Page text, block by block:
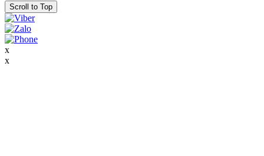
Scroll to Top
x
x